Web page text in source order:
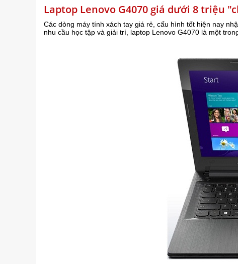
Laptop Lenovo G4070 giá dưới 8 triệu
Các dòng máy tính xách tay giá rẻ, cấu hình tốt hiện nay
nhu cầu học tập và giải trí, laptop Lenovo G4070 là một